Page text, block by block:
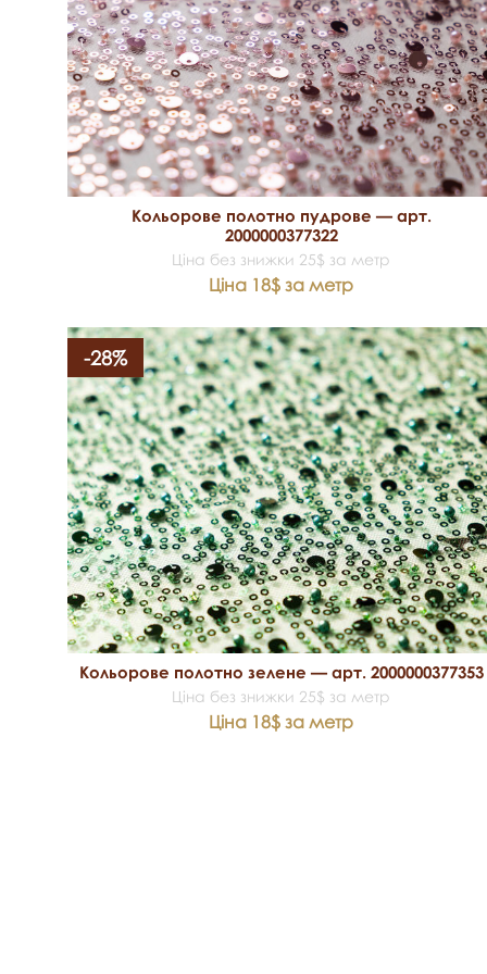
Кольорове полотно пудрове — арт.
2000000377322
Ціна без знижки 25$ за метр
Ціна 18$ за метр
Кольорове полотно зелене — арт. 2000000377353
-28%
Ціна без знижки 25$ за метр
Ціна 18$ за метр